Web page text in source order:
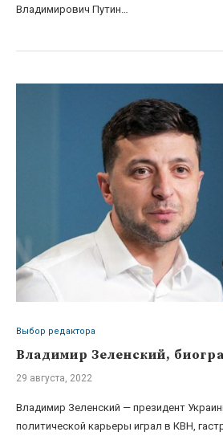
Владимирович Путин…
Выбор редактора
Владимир Зеленский,
29 августа, 2022
Владимир Зеленский — президент
политической карьеры играл в КВН,